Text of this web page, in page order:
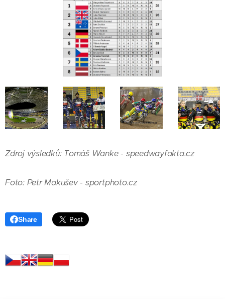
Zdroj výsledků: Tomáš Wanke - speedwayfakta.cz
Foto: Petr Makušev - sportphoto.cz
Share